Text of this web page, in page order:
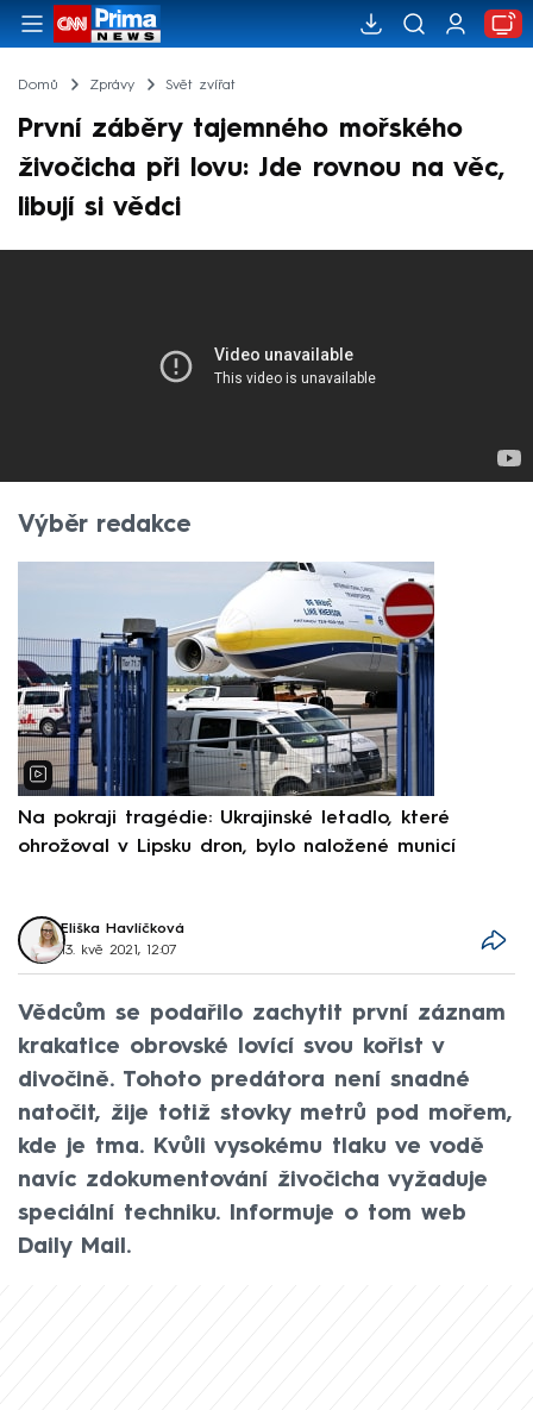
Domů Zprávy Svět zvířat
První záběry tajemného mořského
živočicha při lovu: Jde rovnou na věc,
libují si vědci
Výběr redakce
Na pokraji tragédie: Ukrajinské letadlo, které
ohrožoval v Lipsku dron, bylo naložené municí
Eliška Havlíčková
13. kvě 2021, 12:07
Vědcům se podařilo zachytit první záznam
krakatice obrovské lovící svou kořist v
divočině. Tohoto predátora není snadné
natočit, žije totiž stovky metrů pod mořem,
kde je tma. Kvůli vysokému tlaku ve vodě
navíc zdokumentování živočicha vyžaduje
speciální techniku. Informuje o tom web
Daily Mail.